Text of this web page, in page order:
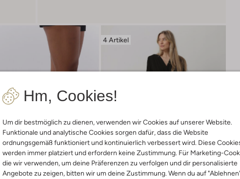
Hm, Cookies!
Um dir bestmöglich zu dienen, verwenden wir Cookies auf unserer Website.
Funktionale und analytische Cookies sorgen dafür, dass die Website
ordnungsgemäß funktioniert und kontinuierlich verbessert wird. Diese
werden immer platziert und erfordern keine Zustimmung. Für Marketing-
die wir verwenden, um deine Präferenzen zu verfolgen und dir personalisierte
Angebote zu zeigen, bitten wir um deine Zustimmung. Wenn du auf
4 Artikel